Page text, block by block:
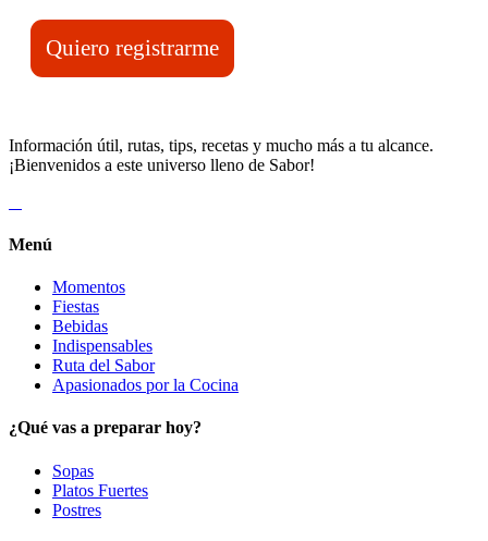
Quiero registrarme
Información útil, rutas, tips, recetas y mucho más a tu alcance.
¡Bienvenidos a este universo lleno de Sabor!
Menú
Momentos
Fiestas
Bebidas
Indispensables
Ruta del Sabor
Apasionados por la Cocina
¿Qué vas a preparar hoy?
Sopas
Platos Fuertes
Postres